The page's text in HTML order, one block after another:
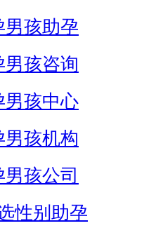
男孩助孕
男孩咨询
男孩中心
男孩机构
孩公司
性别助孕